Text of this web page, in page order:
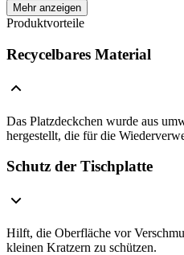
Mehr anzeigen
Produktvorteile
Recycelbares Material
Das Platzdeckchen wurde aus
hergestellt, die für die
Schutz der Tischplatte
Hilft, die Oberfläche vor
kleinen Kratzern zu schützen.